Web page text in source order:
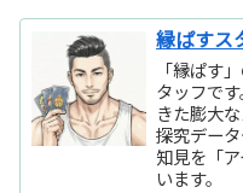
縁ぱすス
「縁ぱす
タッフで
きた膨大
探究デー
知見を「
います。